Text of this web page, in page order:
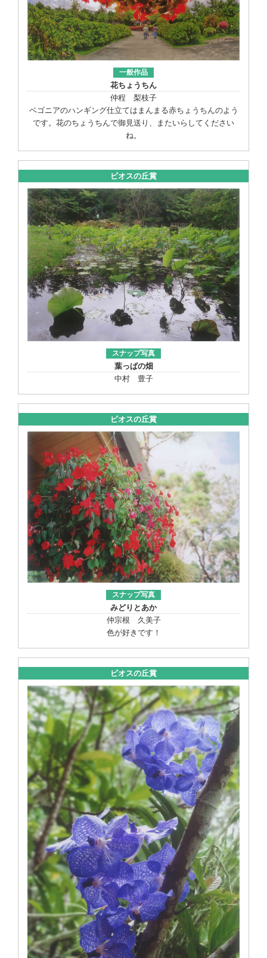
一般作品
花ちょうちん
仲程 梨枝子
ベゴニアのハンギング仕立てはまんまる赤ちょうちんのよう
です。花のちょうちんで御見送り、またいらしてください
ね。
ビオスの丘賞
スナップ写真
葉っぱの畑
中村 豊子
ビオスの丘賞
スナップ写真
みどりとあか
仲宗根 久美子
色が好きです！
ビオスの丘賞